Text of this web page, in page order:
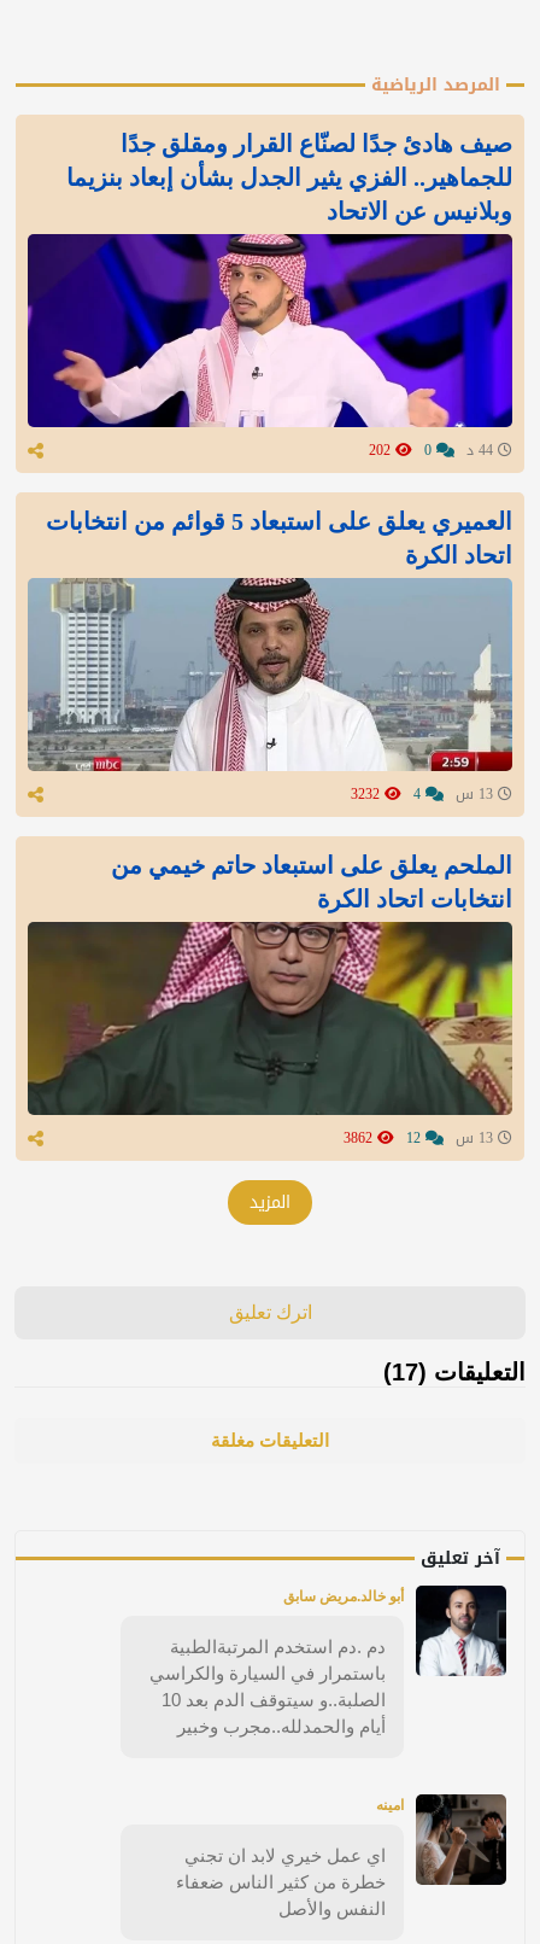
المرصد الرياضية
صيف هادئ جدًا لصنّاع القرار ومقلق جدًا
للجماهير.. الفزي يثير الجدل بشأن إبعاد بنزيما
وبلانيس عن الاتحاد
العميري يعلق على استبعاد 5 قوائم من انتخابات
اتحاد الكرة
الملحم يعلق على استبعاد حاتم خيمي من
انتخابات اتحاد الكرة
المزيد
اترك تعليق
التعليقات (17)
التعليقات مغلقة
آخر تعليق
أبو خالد.مريض سابق
دم .دم استخدم المرتبةالطبية
باستمرار في السيارة والكراسي
الصلبة..و سيتوقف الدم بعد 10
أيام والحمدلله..مجرب وخبير
امينه
اي عمل خيري لابد ان تجني
خطرة من كثير الناس ضعفاء
النفس والأصل